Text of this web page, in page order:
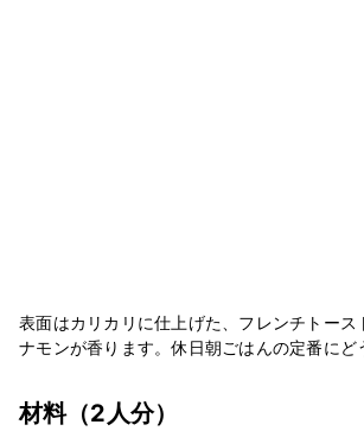
表面はカリカリに仕上げた、フレンチトース
ナモンが香ります。休日朝ごはんの定番にど
材料（2人分）